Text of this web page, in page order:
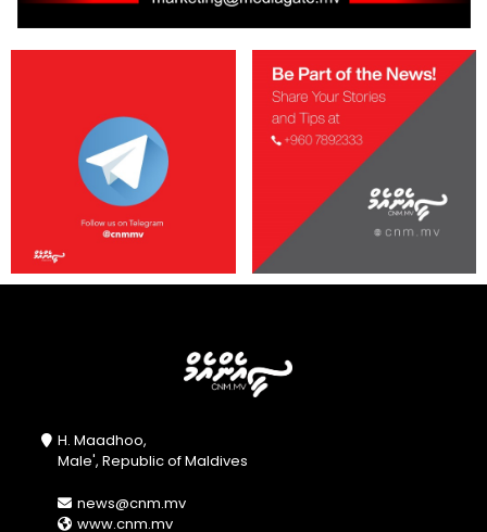
H. Maadhoo,
Male', Republic of Maldives
news@cnm.mv
www.cnm.mv